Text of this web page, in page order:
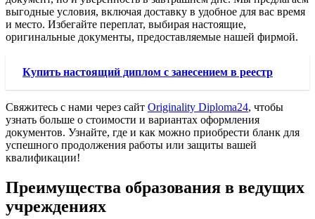
выгодные условия, включая доставку в удобное для вас время
и место. Избегайте переплат, выбирая настоящие,
оригинальные документы, предоставляемые нашей фирмой.
Купить настоящий диплом с занесением в реестр
Свяжитесь с нами через сайт Originality Diploma24, чтобы
узнать больше о стоимости и вариантах оформления
документов. Узнайте, где и как можно приобрести бланк для
успешного продолжения работы или защиты вашей
квалификации!
Преимущества образования в ведущих
учреждениях